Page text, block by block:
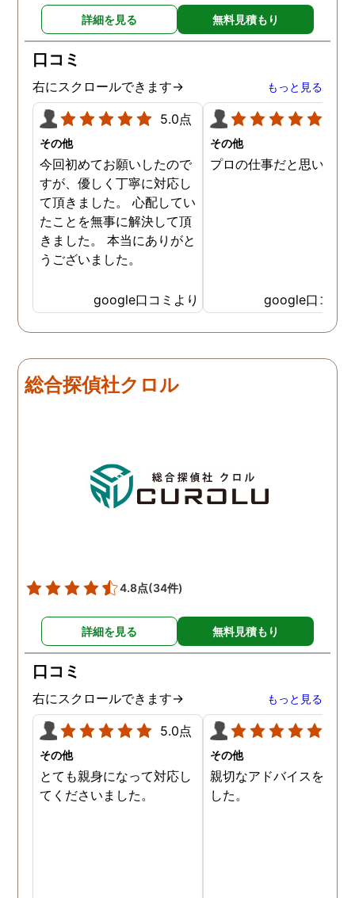
詳細を見る 無料見積もり
口コミ
右にスクロールできます→ もっと見る
5.0点
その他
今回初めてお願いしたので
すが、優しく丁寧に対応し
て頂きました。 心配してい
たことを無事に解決して頂
きました。 本当にありがと
うございました。
google口コミより
その他
プロの仕事だと思います
google口コミ
総合探偵社クロル
4.8点(34件)
詳細を見る 無料見積もり
口コミ
右にスクロールできます→ もっと見る
5.0点
その他
とても親身になって対応し
てくださいました。
その他
親切なアドバイスを頂き
した。